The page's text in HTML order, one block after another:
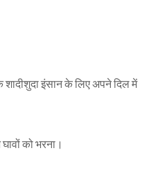
इंसान के लिए अपने दिल में
को भरना।